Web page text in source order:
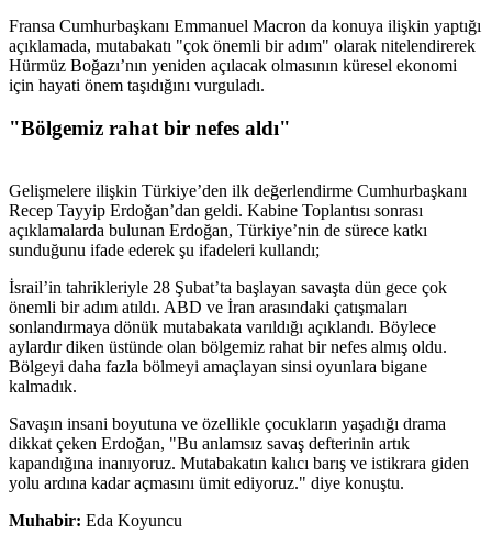
Fransa Cumhurbaşkanı Emmanuel Macron da konuya ilişkin yaptığı
açıklamada, mutabakatı "çok önemli bir adım" olarak nitelendirerek
Hürmüz Boğazı’nın yeniden açılacak olmasının küresel ekonomi
için hayati önem taşıdığını vurguladı.
"Bölgemiz rahat bir nefes aldı"
Gelişmelere ilişkin Türkiye’den ilk değerlendirme Cumhurbaşkanı
Recep Tayyip Erdoğan’dan geldi. Kabine Toplantısı sonrası
açıklamalarda bulunan Erdoğan, Türkiye’nin de sürece katkı
sunduğunu ifade ederek şu ifadeleri kullandı;
İsrail’in tahrikleriyle 28 Şubat’ta başlayan savaşta dün gece çok
önemli bir adım atıldı. ABD ve İran arasındaki çatışmaları
sonlandırmaya dönük mutabakata varıldığı açıklandı. Böylece
aylardır diken üstünde olan bölgemiz rahat bir nefes almış oldu.
Bölgeyi daha fazla bölmeyi amaçlayan sinsi oyunlara bigane
kalmadık.
Savaşın insani boyutuna ve özellikle çocukların yaşadığı drama
dikkat çeken Erdoğan, "Bu anlamsız savaş defterinin artık
kapandığına inanıyoruz. Mutabakatın kalıcı barış ve istikrara giden
yolu ardına kadar açmasını ümit ediyoruz." diye konuştu.
Muhabir: Eda Koyuncu